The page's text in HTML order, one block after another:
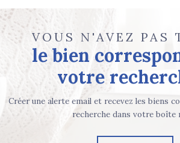
VOUS N'AVEZ PAS
le bien
votre
Créer une alerte email et recevez les biens
recherche dans votre boîte